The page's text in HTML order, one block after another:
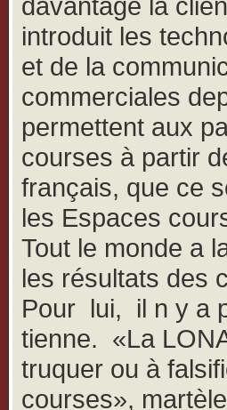
introduit les
et de la
commerciales
permettent aux
courses à partir
français, que ce
les Espaces
Tout le monde a
les résultats des
Pour lui, il n y a
tienne. «La
truquer ou à
courses»,